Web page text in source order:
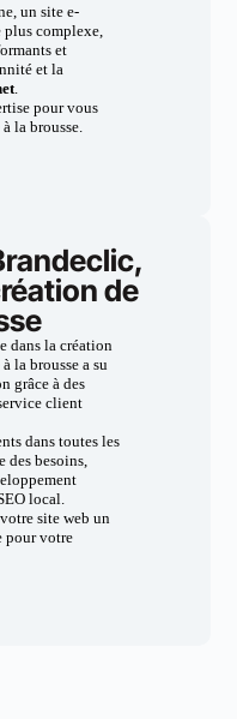
un site e-
plus complexe,
et
et la
.
pour vous
la brousse.
de
dans la création
la brousse a su
grâce à des
client
dans toutes les
des besoins,
local.
site web un
pour votre